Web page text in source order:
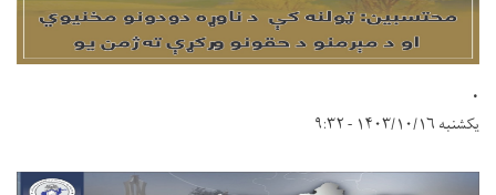
.
یکشنبه ۱۴۰۳/۱۰/۱۶ - ۹:۳۲